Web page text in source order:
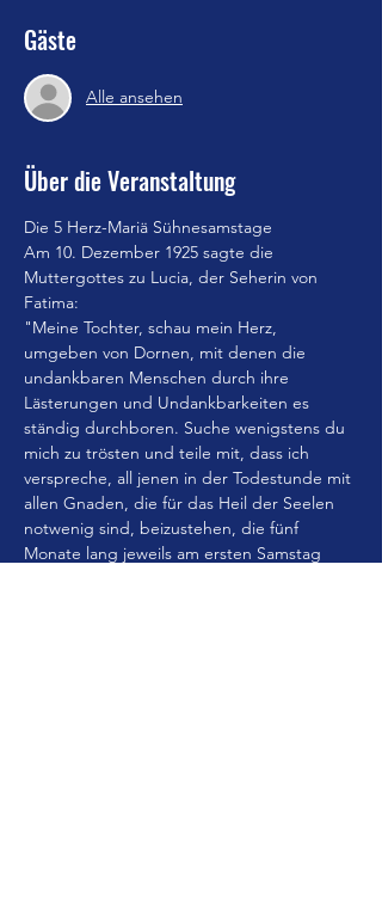
Gäste
Alle ansehen
Über die Veranstaltung
Die 5 Herz-Mariä Sühnesamstage
Am 10. Dezember 1925 sagte die
Muttergottes zu Lucia, der Seherin von
Fatima:
"Meine Tochter, schau mein Herz,
umgeben von Dornen, mit denen die
undankbaren Menschen durch ihre
Lästerungen und Undankbarkeiten es
ständig durchboren. Suche wenigstens du
mich zu trösten und teile mit, dass ich
verspreche, all jenen in der Todestunde mit
allen Gnaden, die für das Heil der Seelen
notwenig sind, beizustehen, die fünf
Monate lang jeweils am ersten Samstag